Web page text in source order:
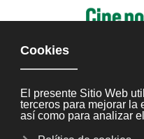
Decálogo
artículos